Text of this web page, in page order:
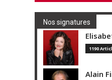
Nos signatures
1190
Alain